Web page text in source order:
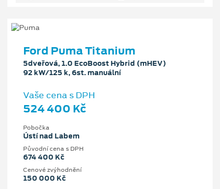
Ford Puma Titanium
5dveřová, 1.0 EcoBoost Hybrid (mHEV)
92 kW/125 k, 6st. manuální
Vaše cena s DPH
524 400 Kč
Pobočka
Ústí nad Labem
Původní cena s DPH
674 400 Kč
Cenové zvýhodnění
150 000 Kč